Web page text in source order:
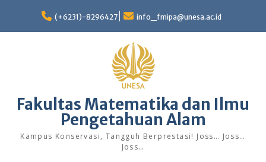
content
(+6231)-8296427 info_fmipa@unesa.ac.id
Fakultas Matematika dan Ilmu
Pengetahuan Alam
Kampus Konservasi, Tangguh Berprestasi! Joss… Joss…
Joss…